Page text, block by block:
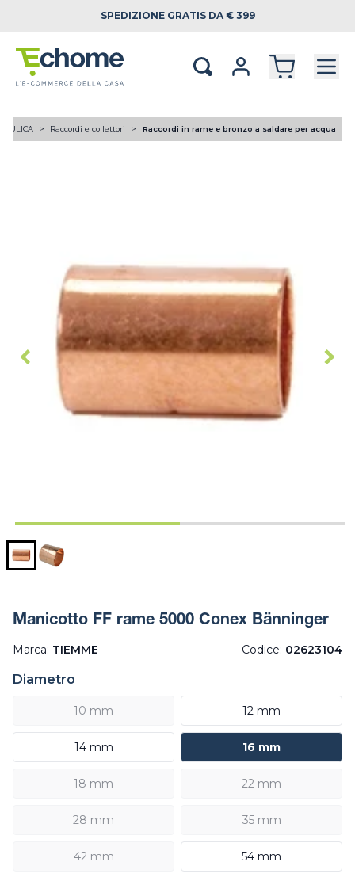
SPEDIZIONE GRATIS DA € 399
Raccordi e collettori Raccordi in rame e bronzo a saldare per acqua
Manicotto FF rame 5000 Conex Bänninger
Marca: TIEMME Codice: 02623104
Diametro
10 mm 12 mm
14 mm 16 mm
18 mm 22 mm
28 mm 35 mm
42 mm 54 mm